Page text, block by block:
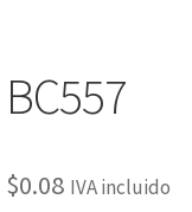
BC557
$0.08 IVA incluido